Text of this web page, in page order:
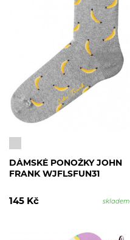
DÁMSKÉ PONOŽKY JOHN
FRANK WJFLSFUN31
145 Kč skladem